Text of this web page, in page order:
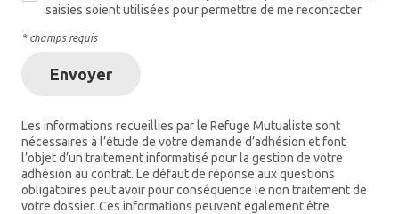
saisies soient utilisées pour permettre de me recontacter.
* champs requis
Envoyer
Les informations recueillies par le Refuge Mutualiste sont
nécessaires à l’étude de votre demande d’adhésion et font
l’objet d’un traitement informatisé pour la gestion de votre
adhésion au contrat. Le défaut de réponse aux questions
obligatoires peut avoir pour conséquence le non traitement de
votre dossier. Ces informations peuvent également être